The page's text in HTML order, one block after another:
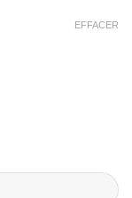
EFFACER